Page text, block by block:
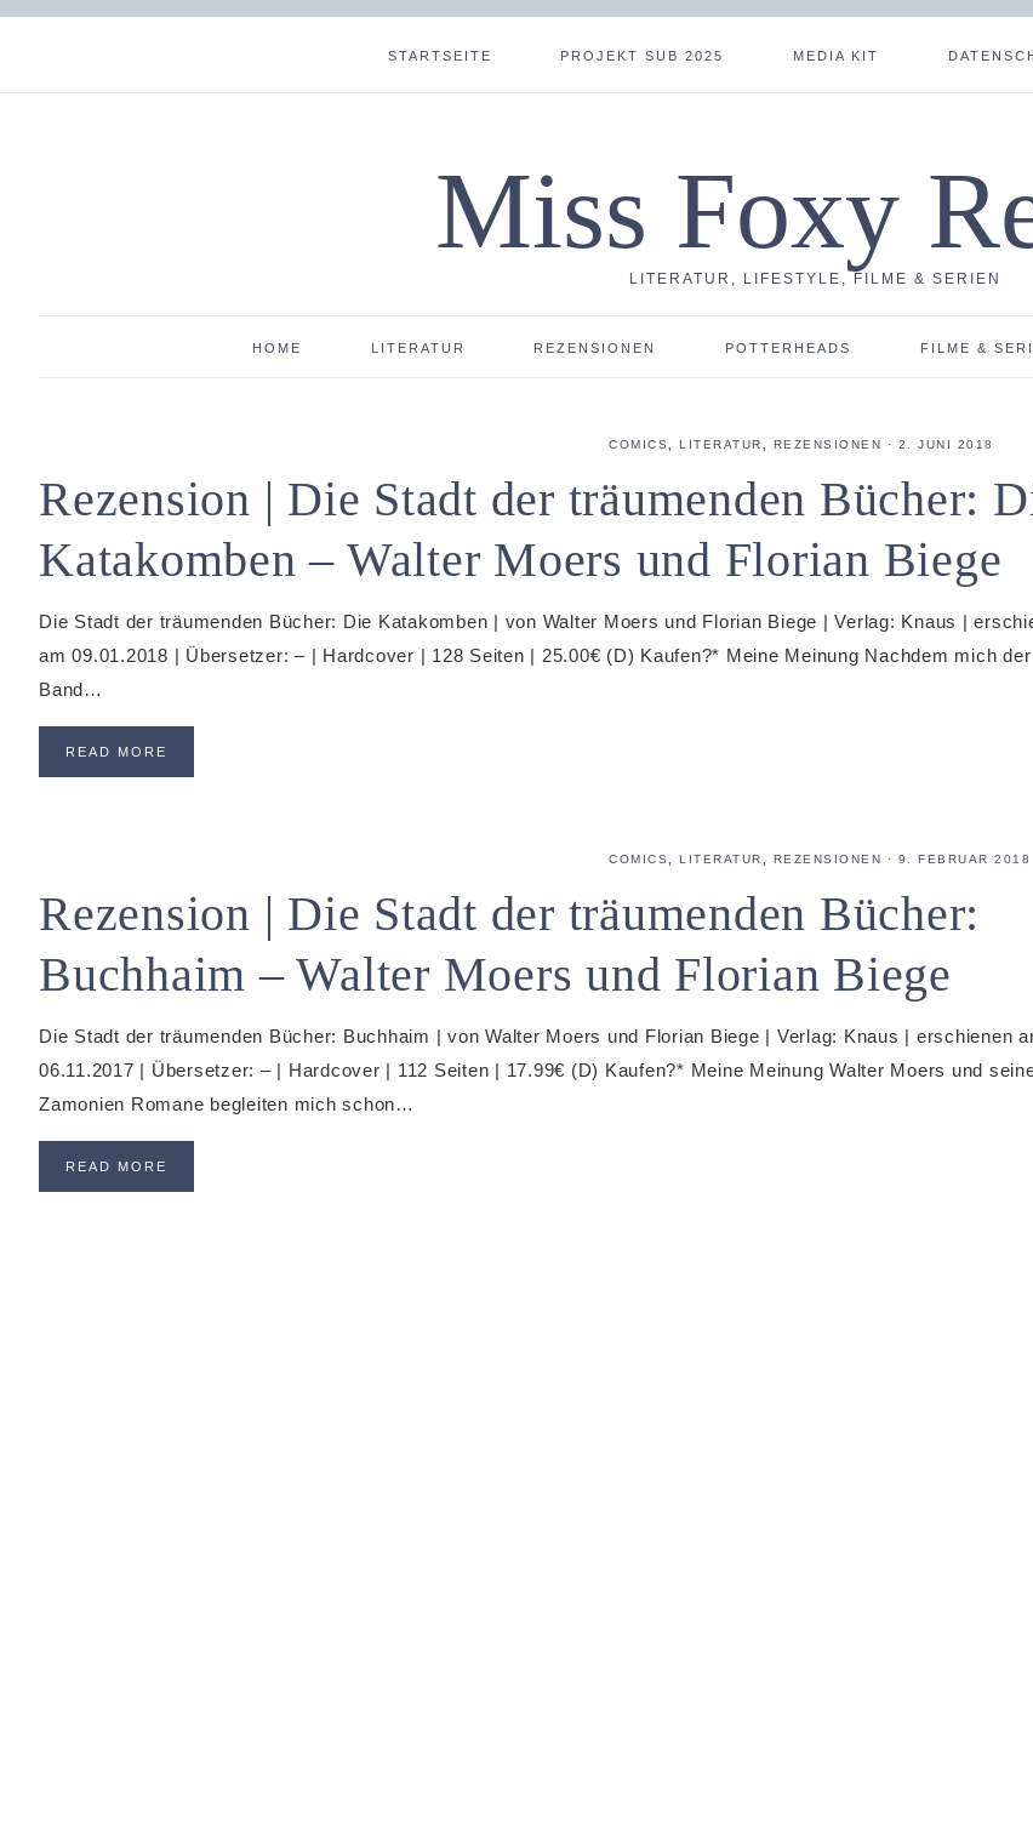
STARTSEITE PROJEKT SUB 2025 MEDIA KIT
Miss Foxy
LITERATUR, LIFESTYLE, FILME & SERIEN
HOME LITERATUR REZENSIONEN POTTERHEADS FILME &
COMICS LITERATUR REZENSIONEN · 2. JUNI 2018
Rezension | Die Stadt der träumenden Bücher:
Katakomben – Walter Moers und Florian Biege
Die Stadt der träumenden Bücher: Die Katakomben | von Walter Moers und Florian Biege | Verlag: Knaus |
am 09.01.2018 | Übersetzer: – | Hardcover | 128 Seiten | 25.00€ (D) Kaufen?* Meine Meinung Nachdem mich
Band…
READ MORE
COMICS LITERATUR REZENSIONEN · 9. FEBRUAR 2018
Rezension | Die Stadt der träumenden Bücher:
Buchhaim – Walter Moers und Florian Biege
Die Stadt der träumenden Bücher: Buchhaim | von Walter Moers und Florian Biege | Verlag: Knaus | erschienen
06.11.2017 | Übersetzer: – | Hardcover | 112 Seiten | 17.99€ (D) Kaufen?* Meine Meinung Walter Moers und
Zamonien Romane begleiten mich schon…
READ MORE